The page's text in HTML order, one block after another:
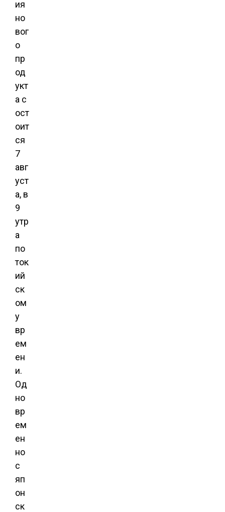
ия
но
вог
о
пр
од
укт
а с
ост
оит
ся
7
авг
уст
а, в
9
утр
а
по
ток
ий
ск
ом
у
вр
ем
ен
и.
Од
но
вр
ем
ен
но
с
яп
он
ск